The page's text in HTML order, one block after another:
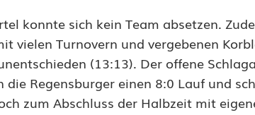
konnte sich kein Team absetzen.
vielen Turnovern und vergebenen
(13:13). Der offene
Regensburger einen 8:0 Lauf und
zum Abschluss der Halbzeit mit